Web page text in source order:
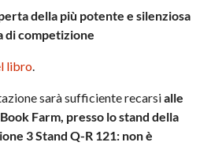
della più potente e silenziosa
di competizione
libro.
sarà sufficiente recarsialle
Farm, presso lo stand della
3 Stand Q-R 121: non è